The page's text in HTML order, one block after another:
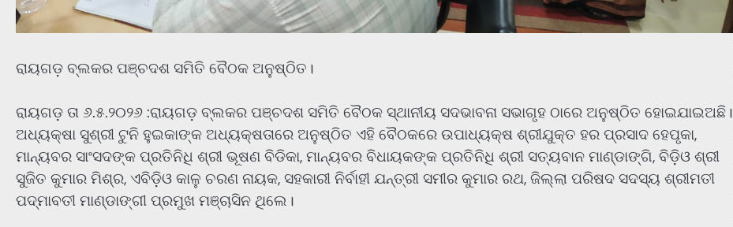
ରାୟଗଡ଼ ବ୍ଲକର ପଞ୍ଚଦଶ ସମିତି ବୈଠକ ଅନୁଷ୍ଠିତ।
ରାୟଗଡ଼ ତା ୬.୫.୨୦୨୬ :ରାୟଗଡ଼ ବ୍ଲକର ପଞ୍ଚଦଶ ସମିତି ବୈଠକ ସ୍ଥାନୀୟ ସଦଭାବନା ସଭାଗୃହ ଠାରେ ଅନୁଷ୍ଠିତ ହୋଇଯାଇଅଛି।
ଅଧ୍ୟକ୍ଷା ସୁଶ୍ରୀ ଟୁନି ହୁଇକାଙ୍କ ଅଧ୍ୟକ୍ଷତାରେ ଅନୁଷ୍ଠିତ ଏହି ବୈଠକରେ ଉପାଧ୍ୟକ୍ଷ ଶ୍ରୀଯୁକ୍ତ ହର ପ୍ରସାଦ ହେପୃକା,
ମାନ୍ୟବର ସାଂସଦଙ୍କ ପ୍ରତିନିଧି ଶ୍ରୀ ଭୂଷଣ ବିଡିକା, ମାନ୍ୟବର ବିଧାୟକଙ୍କ ପ୍ରତିନିଧି ଶ୍ରୀ ସତ୍ୟବାନ ମାଣ୍ଡାଙ୍ଗି, ବିଡ଼ିଓ ଶ୍ରୀ
ସୁଜିତ କୁମାର ମିଶ୍ର, ଏବିଡ଼ିଓ କାଳୁ ଚରଣ ନାୟକ, ସହକାରୀ ନିର୍ବାହୀ ଯନ୍ତ୍ରୀ ସମୀର କୁମାର ରଥ, ଜିଲ୍ଲା ପରିଷଦ ସଦସ୍ୟ ଶ୍ରୀମତୀ
ପଦ୍ମାବତୀ ମାଣ୍ଡାଙ୍ଗୀ ପ୍ରମୁଖ ମଞ୍ଚାସିନ ଥିଲେ।